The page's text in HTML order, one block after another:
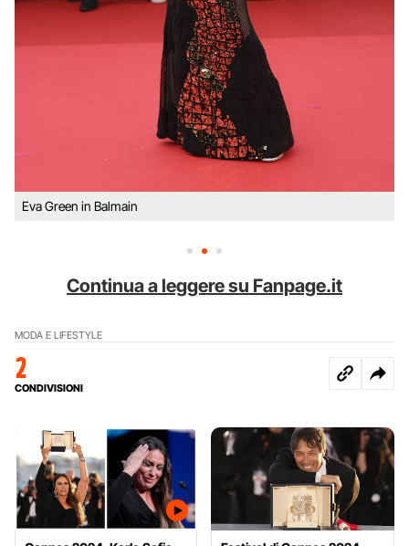
Eva Green in Balmain
Continua a leggere su Fanpage.it
MODA E LIFESTYLE
2
CONDIVISIONI